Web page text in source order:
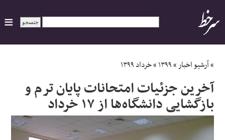
ایران
سیاسی
اقتصاد
»آرشیو اخبار»۱۳۹۹»خرداد ۱۳۹۹
آخرین جزئیات امتحانات پایان ترم و
بازگشایی دانشگاه‌ها از ۱۷ خرداد